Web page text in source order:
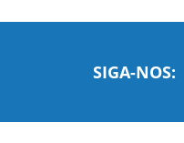
SIGA-NOS: